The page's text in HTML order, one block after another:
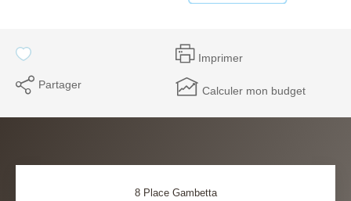
Imprimer
Partager Calculer mon budget
8 Place Gambetta